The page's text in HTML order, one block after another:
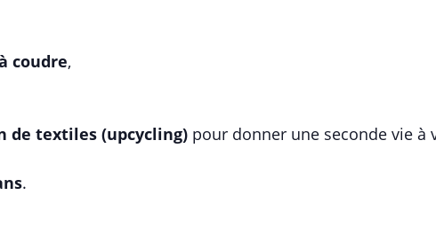
coudre,
de textiles (upcycling) pour donner une seconde vie à
.